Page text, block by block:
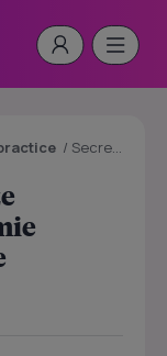
/ Secretul unei maioneze perfecte - reteta lui Jamie Oliver, gata in 5 minute